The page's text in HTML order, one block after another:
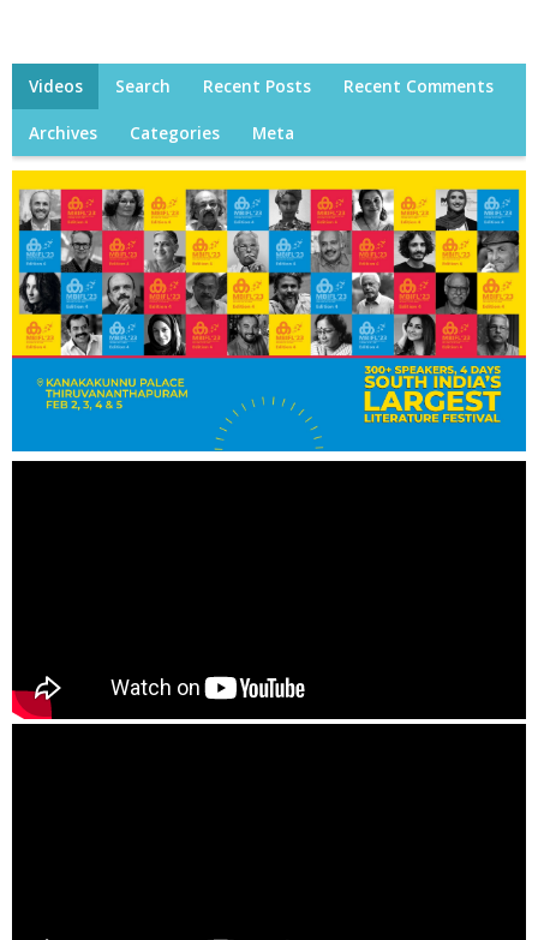
Videos Search Recent Posts Recent Comments
Archives Categories Meta